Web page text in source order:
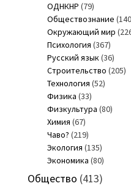
ОДНКНР (79)
Обществознание
Окружающий мир
Психология (367)
Русский язык(36)
Строительство (205)
Технология (52)
Физика (33)
Физкультура (80)
Химия (67)
Чаво? (219)
Экология (135)
Экономика (80)
Общество (413)